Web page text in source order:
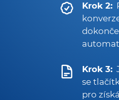
Krok 2:
Krok 3:
se
pro